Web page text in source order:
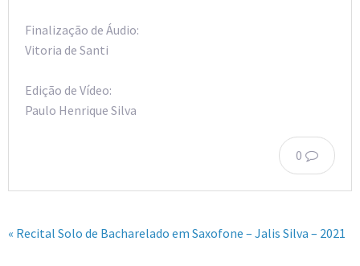
Finalização de Áudio:
Vitoria de Santi
Edição de Vídeo:
Paulo Henrique Silva
0
« Recital Solo de Bacharelado em Saxofone – Jalis Silva – 2021